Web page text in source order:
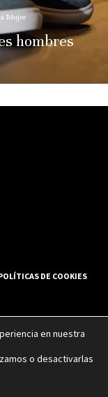
Mujer
hombres
DE COOKIES
reservados.
en nuestra
o desactivarlas